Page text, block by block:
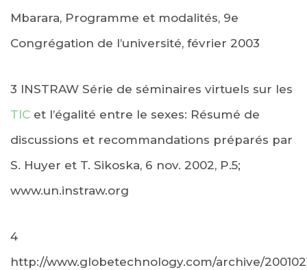
Mbarara, Programme et modalités, 9e
Congrégation de l’université, février 2003
3 INSTRAW Série de séminaires virtuels sur les
TIC et l’égalité entre le sexes: Résumé de
discussions et recommandations préparés par
S. Huyer et T. Sikoska, 6 nov. 2002, P.5;
www.un.instraw.org
4
http://www.globetechnology.com/archive/